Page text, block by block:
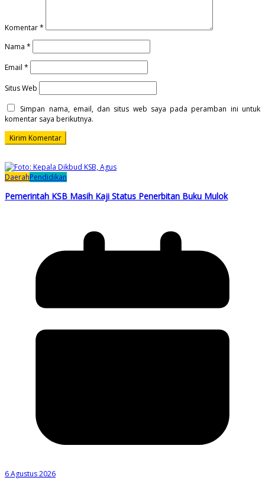
Komentar*
Nama *
Email *
Situs Web
Simpan nama, email, dan situs web saya pada peramban ini untuk
komentar saya berikutnya.
DaerahPendidikan
Pemerintah KSB Masih Kaji Status Penerbitan Buku Mulok
6 Agustus 2026